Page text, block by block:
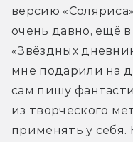
версию
очень давно, ещё
«Звёздных
мне подарили на
сам пишу
из творческого
применять у себя.